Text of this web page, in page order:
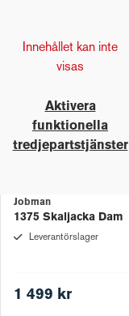
Innehållet kan inte
visas
Aktivera
funktionella
tredjepartstjänster
Jobman
1375 Skaljacka Dam
Leverantörslager
1 499 kr